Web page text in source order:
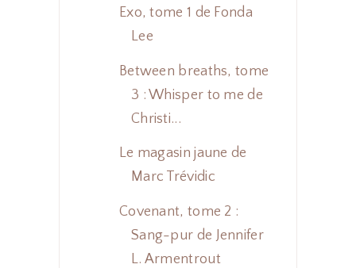
Exo, tome 1 de Fonda
Lee
Between breaths, tome
3 : Whisper to me de
Christi...
Le magasin jaune de
Marc Trévidic
Covenant, tome 2 :
Sang-pur de Jennifer
L. Armentrout